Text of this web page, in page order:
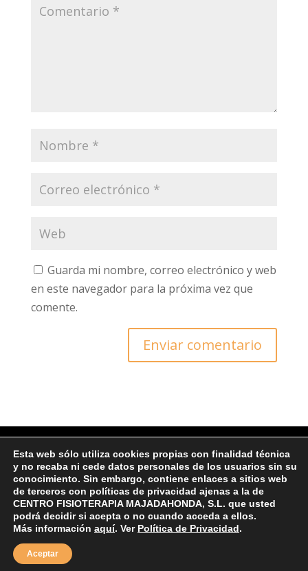
Guarda mi nombre, correo electrónico y web
en este navegador para la próxima vez que
comente.
© Copyright 2022 CFM
Ι Protección de datos y Política de
privacidad |Aviso legal
Esta web sólo utiliza cookies propias con finalidad técnica
y no recaba ni cede datos personales de los usuarios sin su
conocimiento. Sin embargo, contiene enlaces a sitios web
de terceros con políticas de privacidad ajenas a la de
CENTRO FISIOTERAPIA MAJADAHONDA, S.L. que usted
podrá decidir si acepta o no cuando acceda a ellos.
Más información aquí. Ver Política de Privacidad.
Aceptar